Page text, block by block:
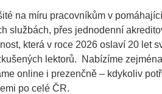
na míru pracovníkům v
službách, přes jednodenní
která v roce 2026 oslaví 20
lektorů. Nabízíme
online i prezenčně – kdykoliv
po celé ČR.